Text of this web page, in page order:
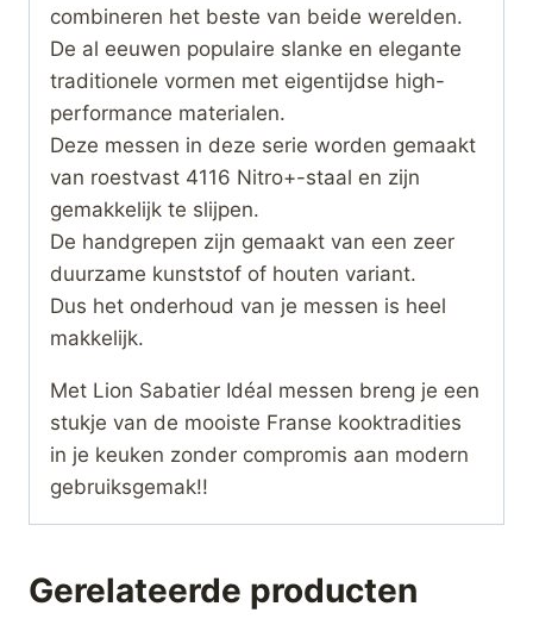
combineren het beste van beide werelden.
De al eeuwen populaire slanke en elegante
traditionele vormen met eigentijdse high-
performance materialen.
Deze messen in deze serie worden gemaakt
van roestvast 4116 Nitro+-staal en zijn
gemakkelijk te slijpen.
De handgrepen zijn gemaakt van een zeer
duurzame kunststof of houten variant.
Dus het onderhoud van je messen is heel
makkelijk.
Met Lion Sabatier Idéal messen breng je een
stukje van de mooiste Franse kooktradities
in je keuken zonder compromis aan modern
gebruiksgemak!!
Gerelateerde producten